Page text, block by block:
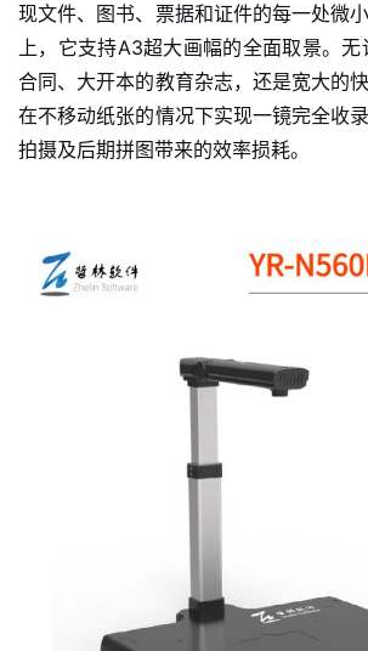
现文件、图书、票据和证件的每一处微
上，它支持A3超大画幅的全面取景。
合同、大开本的教育杂志，还是宽大的
在不移动纸张的情况下实现一镜完全收
拍摄及后期拼图带来的效率损耗。